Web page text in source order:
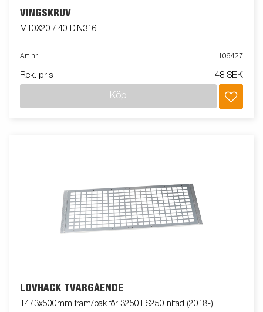
VINGSKRUV
M10X20 / 40 DIN316
Art nr 106427
Rek. pris 48 SEK
Köp
LÖVHÄCK TVÄRGÅENDE
1473x500mm fram/bak för 3250,ES250 nitad (2018-)